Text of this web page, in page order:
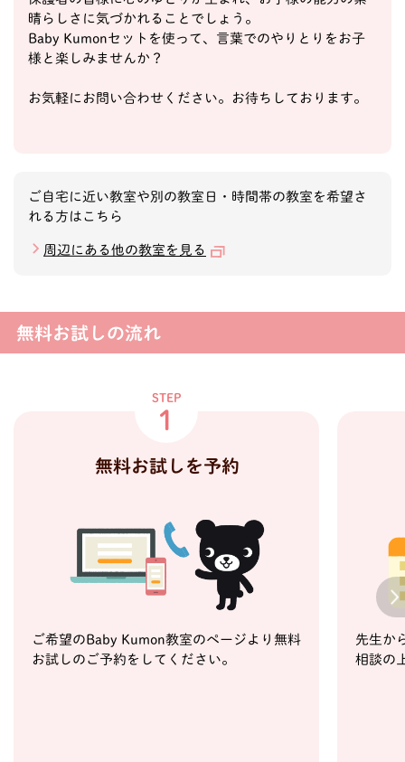
晴らしさに気づかれることでしょう。
Baby Kumonセットを使って、言葉でのやりとりをお子
様と楽しみませんか？
お気軽にお問い合わせください。お待ちしております。
ご自宅に近い教室や別の教室日・時間帯の教室を希望さ
れる方はこちら
周辺にある他の教室を見る
無料お試しの流れ
STEP
1
無料お試しを予約
ご希望のBaby Kumon教室のページより無料
お試しのご予約をしてください。
先生か
相談の